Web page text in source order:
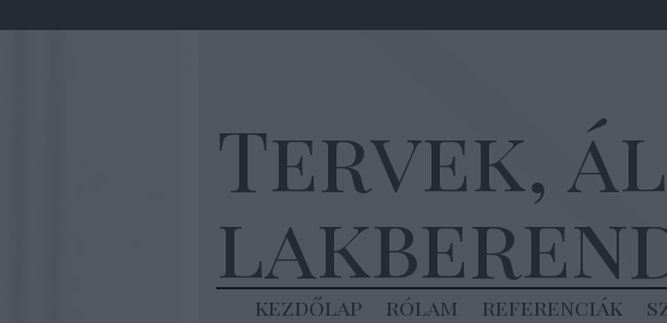
Tervek,
kezdőlap rólam referenciák